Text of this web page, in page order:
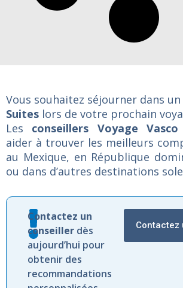
Vous souhaitez séjourner dans un
Suites lors de votre prochain
Les conseillers Voyage Vasco
aider à trouver les meilleurs
au Mexique, en République
ou dans d’autres destinations
Contactez un
conseiller dès
aujourd’hui pour
obtenir des
recommandations
Contactez